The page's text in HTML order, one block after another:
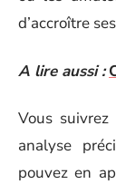
d’accroître
A lire aussi :
Vous
analyse
pouvez en